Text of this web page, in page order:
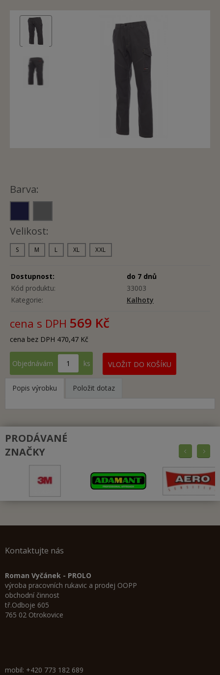
Barva:
Velikost:
S M L XL XXL
Dostupnost:
do 7 dnů
Kód produktu:
33003
Kategorie:
Kalhoty
cena s DPH 569 Kč
cena bez DPH 470,47 Kč
Objednávám ks
Popis výrobku Položit dotaz
PRODÁVANÉ
ZNAČKY
Kontaktujte nás
Roman Vyčánek - PROLO
výroba pracovních rukavic a prodej OOPP
obchodní činnost
tř.Odboje 605
765 02 Otrokovice
mobil: +420 773 182 689